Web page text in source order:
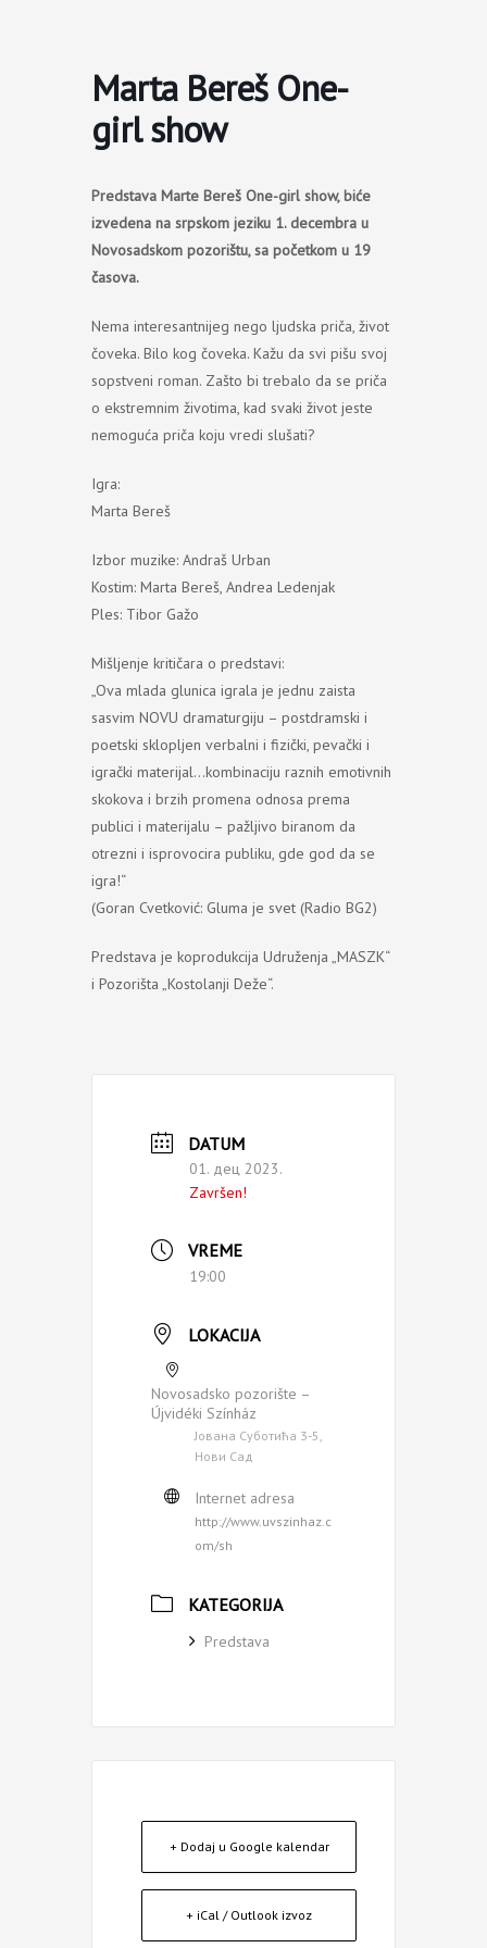
Marta Bereš One-
girl show
Predstava Marte Bereš One-girl show, biće
izvedena na srpskom jeziku 1. decembra u
Novosadskom pozorištu, sa početkom u 19
časova.
Nema interesantnijeg nego ljudska priča, život
čoveka. Bilo kog čoveka. Kažu da svi pišu svoj
sopstveni roman. Zašto bi trebalo da se priča
o ekstremnim životima, kad svaki život jeste
nemoguća priča koju vredi slušati?
Igra:
Marta Bereš
Izbor muzike: Andraš Urban
Kostim: Marta Bereš, Andrea Ledenjak
Ples: Tibor Gažo
Mišljenje kritičara o predstavi:
„Ova mlada glunica igrala je jednu zaista
sasvim NOVU dramaturgiju – postdramski i
poetski sklopljen verbalni i fizički, pevački i
igrački materijal…kombinaciju raznih emotivnih
skokova i brzih promena odnosa prema
publici i materijalu – pažljivo biranom da
otrezni i isprovocira publiku, gde god da se
igra!“
(Goran Cvetković: Gluma je svet (Radio BG2)
Predstava je koprodukcija Udruženja „MASZK“
i Pozorišta „Kostolanji Deže“.
DATUM
01. дец 2023.
Završen!
VREME
19:00
LOKACIJA
Novosadsko pozorište –
Újvidéki Színház
Јована Суботића 3-5,
Нови Сад
Internet adresa
http://www.uvszinhaz.c
om/sh
KATEGORIJA
Predstava
+ Dodaj u Google kalendar
+ iCal / Outlook izvoz